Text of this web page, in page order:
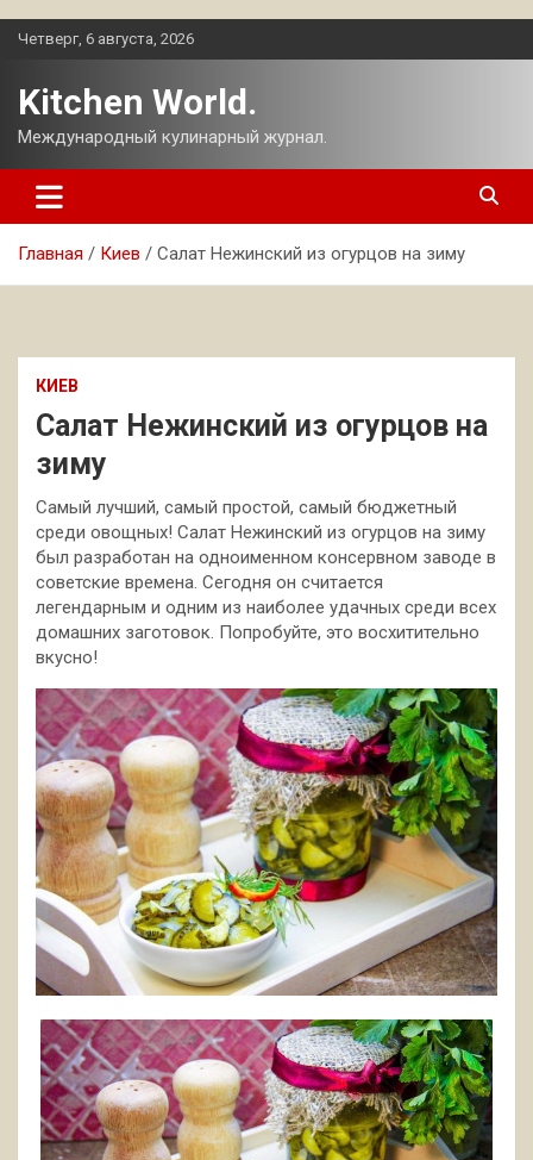
Перейти
Четверг, 6 августа, 2026
Kitchen World.
Международный кулинарный журнал.
Главная Киев Салат Нежинский из огурцов на зиму
КИЕВ
Салат Нежинский из огурцов на
зиму
Самый лучший, самый простой, самый бюджетный
среди овощных! Салат Нежинский из огурцов на зиму
был разработан на одноименном консервном заводе в
советские времена. Сегодня он считается
легендарным и одним из наиболее удачных среди всех
домашних заготовок. Попробуйте, это восхитительно
вкусно!